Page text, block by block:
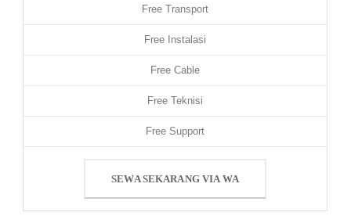
Free Transport
Free Instalasi
Free Cable
Free Teknisi
Free Support
SEWA SEKARANG VIA WA